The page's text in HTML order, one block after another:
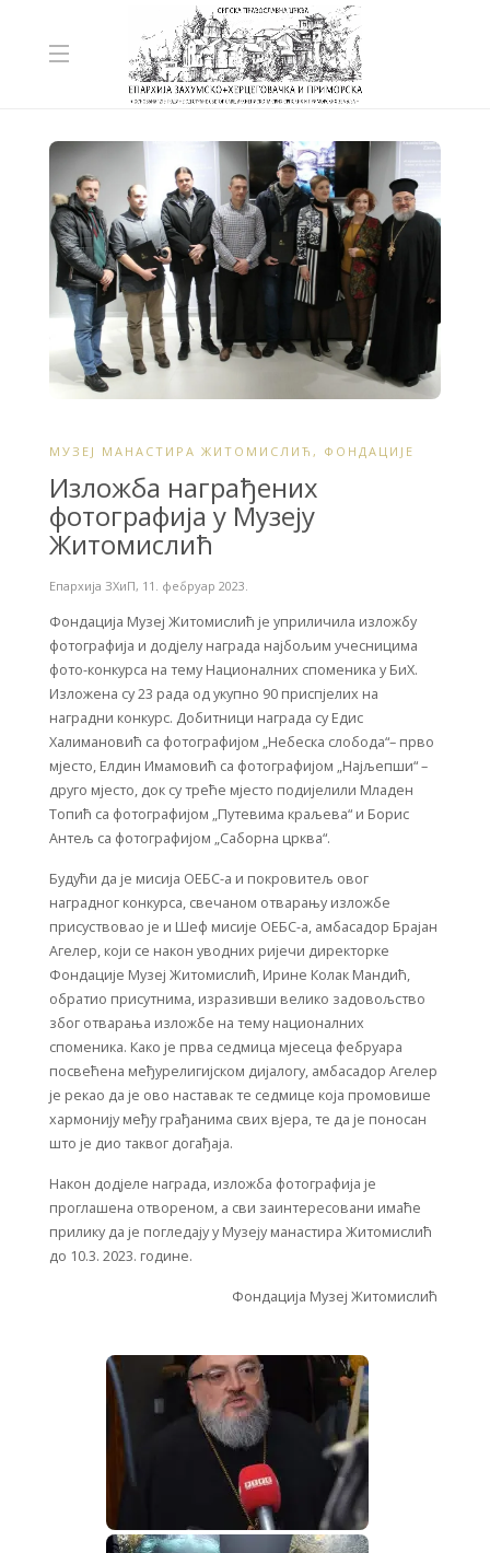
МУЗЕЈ МАНАСТИРА ЖИТОМИСЛИЋ , ФОНДАЦИЈЕ
Изложба награђених
фотографија у Музеју
Житомислић
Епархија ЗХиП, 11. фебруар 2023.
Фондација Музеј Житомислић је уприличила изложбу
фотографија и додјелу награда најбољим учесницима
фото-конкурса на тему Националних споменика у БиХ.
Изложена су 23 рада од укупно 90 приспјелих на
наградни конкурс. Добитници награда су Едис
Халимановић са фотографијом „Небеска слобода“– прво
мјесто, Елдин Имамовић са фотографијом „Најљепши“ –
друго мјесто, док су треће мјесто подијелили Младен
Топић са фотографијом „Путевима краљева“ и Борис
Антељ са фотографијом „Саборна црква“.
Будући да је мисија ОЕБС-а и покровитељ овог
наградног конкурса, свечаном отварању изложбе
присуствовао је и Шеф мисије ОЕБС-а, амбасадор Брајан
Агелер, који се након уводних ријечи директорке
Фондације Музеј Житомислић, Ирине Колак Мандић,
обратио присутнима, изразивши велико задовољство
због отварања изложбе на тему националних
споменика. Како је прва седмица мјесеца фебруара
посвећена међурелигијском дијалогу, амбасадор Агелер
је рекао да је ово наставак те седмице која промовише
хармонију међу грађанима свих вјера, те да је поносан
што је дио таквог догађаја.
Након додјеле награда, изложба фотографија је
проглашена отвореном, а сви заинтересовани имаће
прилику да је погледају у Музеју манастира Житомислић
до 10.3. 2023. године.
Фондација Музеј Житомислић